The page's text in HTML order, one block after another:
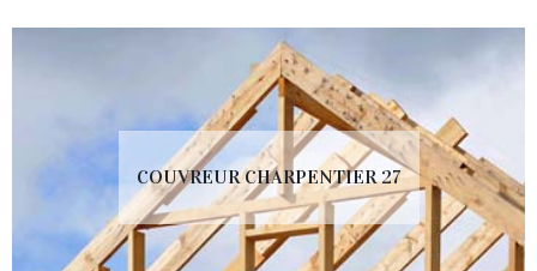
COUVREUR CHARPENTIER 27